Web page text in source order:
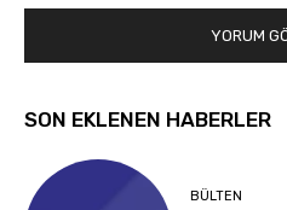
SON EKLENEN HABERLER
BÜLTEN